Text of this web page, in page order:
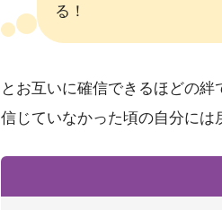
る！
とお互いに確信できるほどの
信じていなかった頃の自分には